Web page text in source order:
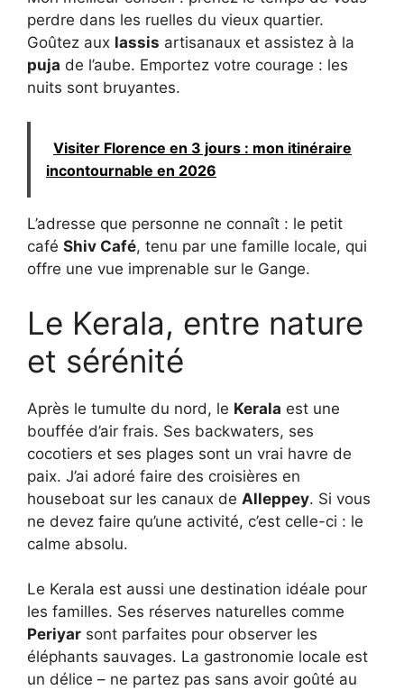
perdre dans les ruelles du vieux quartier.
Goûtez aux lassis artisanaux et assistez à la
puja de l’aube. Emportez votre courage : les
nuits sont bruyantes.
Visiter Florence en 3 jours : mon itinéraire
incontournable en 2026
L’adresse que personne ne connaît : le petit
café Shiv Café, tenu par une famille locale, qui
offre une vue imprenable sur le Gange.
Le Kerala, entre nature
et sérénité
Après le tumulte du nord, le Kerala est une
bouffée d’air frais. Ses backwaters, ses
cocotiers et ses plages sont un vrai havre de
paix. J’ai adoré faire des croisières en
houseboat sur les canaux de Alleppey. Si vous
ne devez faire qu’une activité, c’est celle-ci : le
calme absolu.
Le Kerala est aussi une destination idéale pour
les familles. Ses réserves naturelles comme
Periyar sont parfaites pour observer les
éléphants sauvages. La gastronomie locale est
un délice – ne partez pas sans avoir goûté au